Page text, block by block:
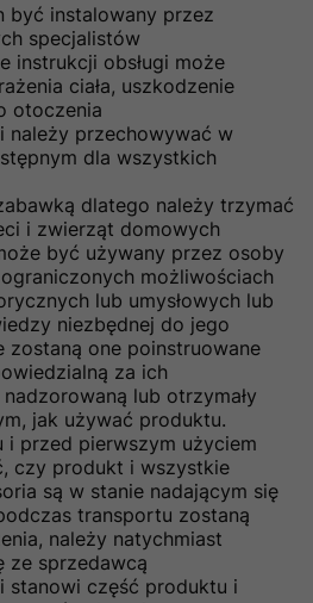
być instalowany przez
specjalistów
instrukcji obsługi może
ciała, uszkodzenie
otoczenia
należy przechowywać w
dla wszystkich
dlatego należy trzymać
i zwierząt domowych
być używany przez osoby
możliwościach
lub umysłowych lub
niezbędnej do jego
zostaną one poinstruowane
za ich
lub otrzymały
jak używać produktu.
i przed pierwszym użyciem
czy produkt i wszystkie
są w stanie nadającym się
transportu zostaną
należy natychmiast
ze sprzedawcą
stanowi część produktu i